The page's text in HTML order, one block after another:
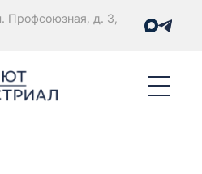
Профсоюзная, д. 3,